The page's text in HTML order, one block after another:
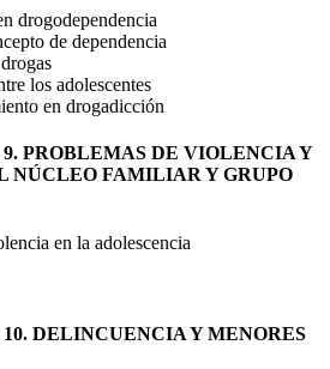
drogodependencia
de dependencia
los adolescentes
en drogadicción
PROBLEMAS DE VIOLENCIA Y
NÚCLEO FAMILIAR Y GRUPO
en la adolescencia
DELINCUENCIA Y MENORES